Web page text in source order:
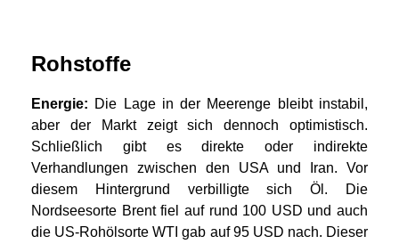
Rohstoffe
Energie: Die Lage in der Meerenge bleibt instabil,
aber der Markt zeigt sich dennoch optimistisch.
Schließlich gibt es direkte oder indirekte
Verhandlungen zwischen den USA und Iran. Vor
diesem Hintergrund verbilligte sich Öl. Die
Nordseesorte Brent fiel auf rund 100 USD und auch
die US-Rohölsorte WTI gab auf 95 USD nach. Dieser